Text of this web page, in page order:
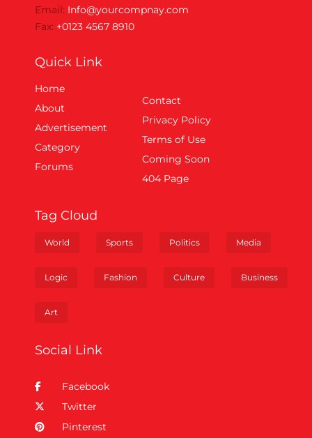
Email: Info@yourcompnay.com
Fax: +0123 4567 8910
Quick Link
Home
About
Advertisement
Category
Forums
Contact
Privacy Policy
Terms of Use
Coming Soon
404 Page
Tag Cloud
World Sports Politics Media
Logic Fashion Culture Business
Art
Social Link
Facebook
Twitter
Pinterest